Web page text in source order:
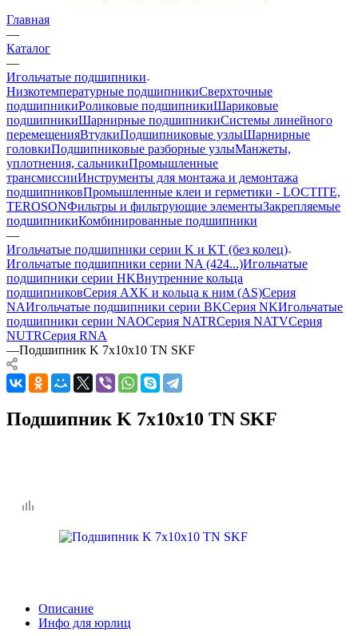
Главная
—
Каталог
—
Игольчатые подшипники
Низкотемпературные подшипникиСверхточные
подшипникиРоликовые подшипникиШариковые
подшипникиШарнирные подшипникиСистемы линейного
перемещенияВтулкиПодшипниковые узлыШарнирные
головкиПодшипниковые разборные узлыМанжеты,
уплотнения, сальникиПромышленные
трансмиссииИнструменты для монтажа и демонтажа
подшипниковПромышленные клеи и герметики - LOCTITE,
TEROSONФильтры и фильтрующие элементыЗакрепляемые
подшипникиКомбинированные подшипники
—
Игольчатые подшипники серии K и KT (без колец)
Игольчатые подшипники серии NA (424...)Игольчатые
подшипники серии HKВнутренние кольца
подшипниковСерия AXK и кольца к ним (AS)Серия
NAИгольчатые подшипники серии BKСерия NKИгольчатые
подшипники серии NAOСерия NATRСерия NATVСерия
NUTRСерия RNA
—Подшипник K 7x10x10 TN SKF
Подшипник K 7x10x10 TN SKF
Описание
Инфо для юрлиц